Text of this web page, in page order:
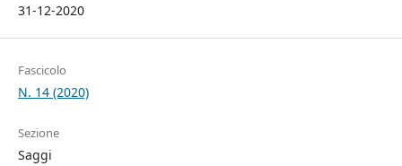
31-12-2020
Fascicolo
N. 14 (2020)
Sezione
Saggi